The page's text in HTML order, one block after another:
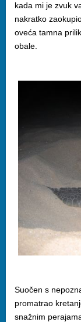
kada mi je zvuk
nakratko
oveća tamna
obale.
Suočen s
promatrao
snažnim